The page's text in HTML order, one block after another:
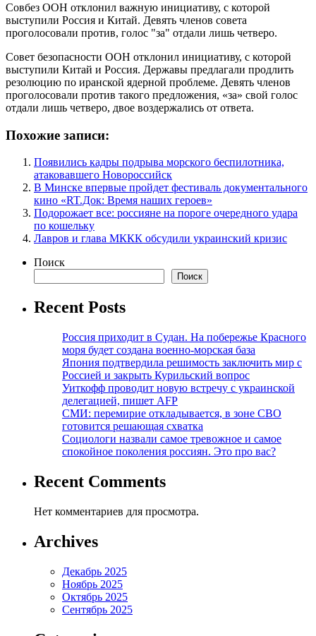
Совбез ООН отклонил важную инициативу, с которой
выступили Россия и Китай. Девять членов совета
проголосовали против, голос "за" отдали лишь четверо.
Совет безопасности ООН отклонил инициативу, с которой
выступили Китай и Россия. Державы предлагали продлить
резолюцию по иранской ядерной проблеме. Девять членов
проголосовали против такого предложения, «за» свой голос
отдали лишь четверо, двое воздержались от ответа.
Похожие записи:
Появились кадры подрыва морского беспилотника,
атаковавшего Новороссийск
В Минске впервые пройдет фестиваль документального
кино «RT.Док: Время наших героев»
Подорожает все: россияне на пороге очередного удара
по кошельку
Лавров и глава МККК обсудили украинский кризис
Поиск
Поиск
Recent Posts
Россия приходит в Судан. На побережье Красного
моря будет создана военно-морская база
Япония подтвердила решимость заключить мир с
Россией и закрыть Курильский вопрос
Уиткофф проводит новую встречу с украинской
делегацией, пишет AFP
СМИ: перемирие откладывается, в зоне СВО
готовится решающая схватка
Социологи назвали самое тревожное и самое
спокойное поколения россиян. Это про вас?
Recent Comments
Нет комментариев для просмотра.
Archives
Декабрь 2025
Ноябрь 2025
Октябрь 2025
Сентябрь 2025